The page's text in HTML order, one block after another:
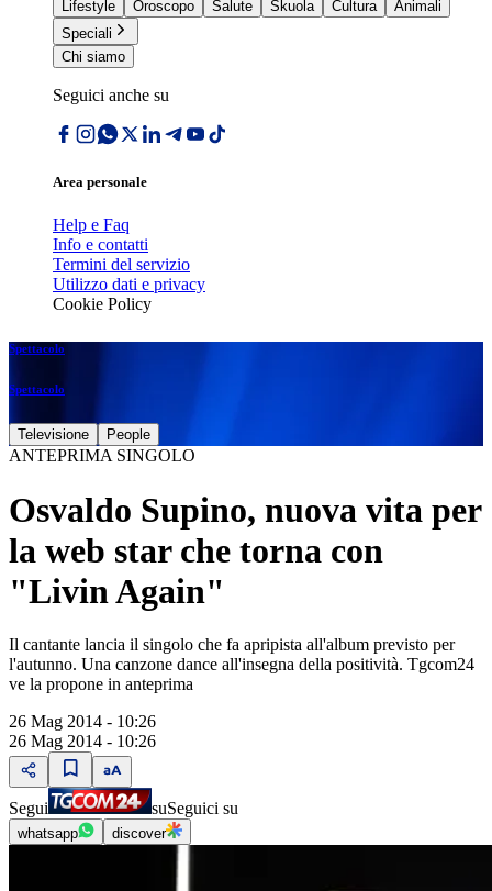
Lifestyle
Oroscopo Salute Skuola Cultura
Animali
Speciali
Chi siamo
Seguici anche su
Area personale
Help e Faq
Info e contatti
Termini del servizio
Utilizzo dati e privacy
Cookie Policy
Spettacolo
Spettacolo
Televisione People
ANTEPRIMA SINGOLO
Osvaldo Supino, nuova vita per
la web star che torna con
"Livin Again"
Il cantante lancia il singolo che fa apripista all'album previsto per
l'autunno. Una canzone dance all'insegna della positività. Tgcom24
ve la propone in anteprima
26 Mag 2014 - 10:26
26 Mag 2014 - 10:26
Segui suSeguici su
whatsapp discover